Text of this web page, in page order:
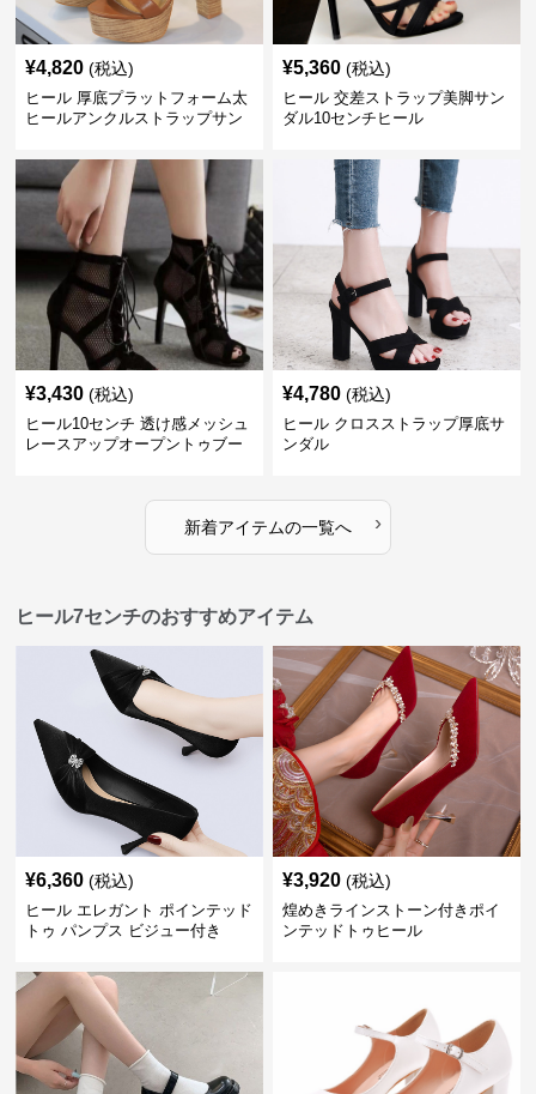
¥4,820 (税込)
ヒール 厚底プラットフォーム太
ヒールアンクルストラップサン
¥5,360 (税込)
ヒール 交差ストラップ美脚サン
ダル10センチヒール
¥3,430 (税込)
ヒール10センチ 透け感メッシュ
レースアップオープントゥブー
¥4,780 (税込)
ヒール クロスストラップ厚底サ
ンダル
新着アイテムの一覧へ ›
ヒール7センチのおすすめアイテム
¥6,360 (税込)
ヒール エレガント ポインテッド
トゥ パンプス ビジュー付き
¥3,920 (税込)
煌めきラインストーン付きポイ
ンテッドトゥヒール